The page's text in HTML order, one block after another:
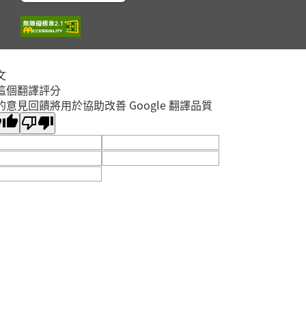
淡水區
淡水竹圍分館
淡水區
閱讀主題研習班《心的
溫暖冒險--科學實驗室
裡的放電章魚》
2026年08月29日
個翻譯評分
意見回饋將用於協助改善 Google 翻譯品質